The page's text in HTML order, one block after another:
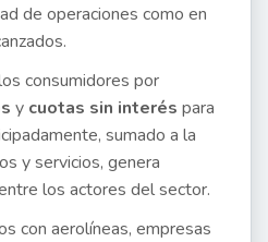
de operaciones como en
consumidores por
y cuotas sin interés para
sumado a la
y servicios, genera
los actores del sector.
con aerolíneas, empresas